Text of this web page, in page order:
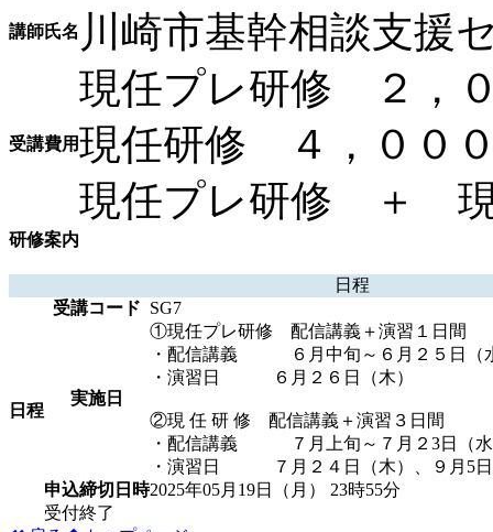
講師氏名 川崎市基幹相談支援
受講費用
現任プレ研修 ２，
現任研修 ４，００
現任プレ研修 ＋
研修案内
日程
日程
受講コード SG7
実施日
①現任プレ研修 配信講義＋演習１日間
・配信講義 ６月中旬～６月２５日（
・演習日 ６月２６日（木）
②現 任 研 修 配信講義＋演習３日間
・配信講義 ７月上旬～７月２3日（
・演習日 ７月２４日（木）、９月5日
申込締切日時2025年05月19日（月） 23時55分
受付終了